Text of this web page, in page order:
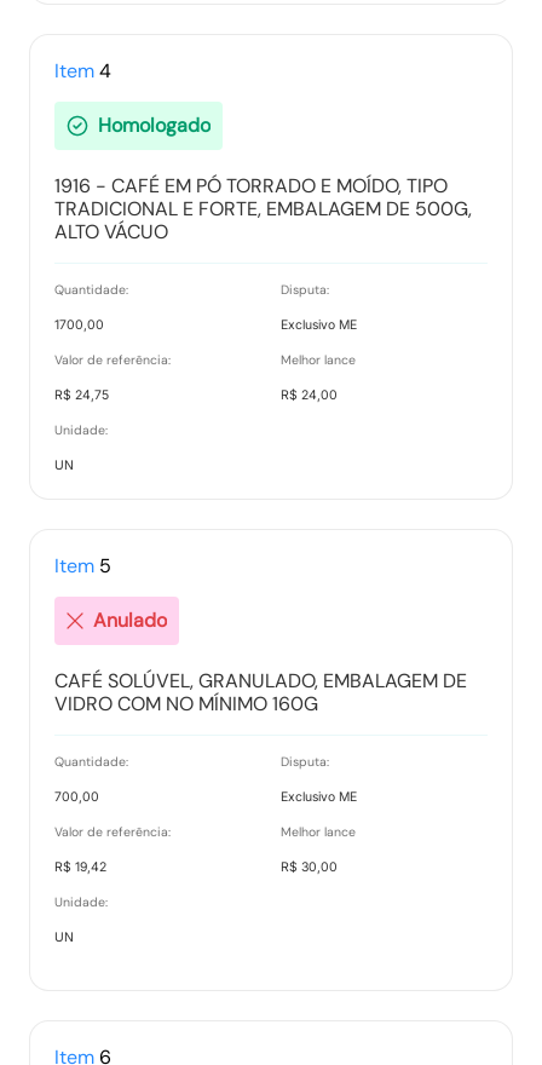
Item4
Homologado
1916 - CAFÉ EM PÓ TORRADO E MOÍDO, TIPO
TRADICIONAL E FORTE, EMBALAGEM DE 500G,
ALTO VÁCUO
Quantidade:
1700,00
Disputa:
Exclusivo ME
Valor de referência:
R$ 24,75
Melhor lance
R$ 24,00
Unidade:
UN
Item 5
Anulado
CAFÉ SOLÚVEL, GRANULADO, EMBALAGEM DE
VIDRO COM NO MÍNIMO 160G
Quantidade:
700,00
Disputa:
Exclusivo ME
Valor de referência:
R$ 19,42
Melhor lance
R$ 30,00
Unidade:
UN
Item6